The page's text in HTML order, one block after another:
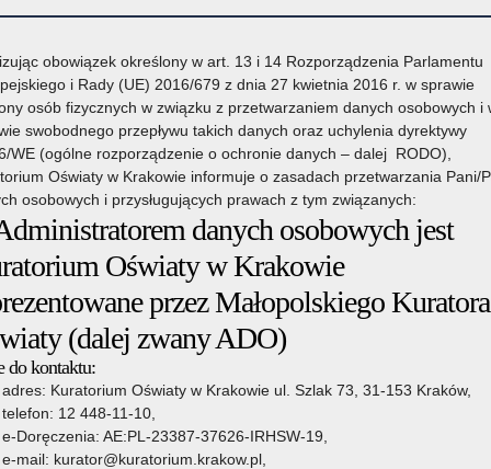
Organy prowadzące Wsparcie Edukacji
» Konkursy przedmiotowe w roku szkolnym 2025/2026
4 czerwca 2025
2025/2026
obowiązek określony w art. 13 i 14 Rozporządzenia Parlamentu
i Rady (UE) 2016/679 z dnia 27 kwietnia 2016 r. w sprawie
osób fizycznych w związku z przetwarzaniem danych osobowych i
swobodnego przepływu takich danych oraz uchylenia dyrektywy
WE (ogólne rozporządzenie o ochronie danych – dalej RODO),
Oświaty w Krakowie informuje o zasadach przetwarzania Pani/
osobowych i przysługujących prawach z tym związanych:
danych osobowych jest
Oświaty w Krakowie
przez Małopolskiego Kuratora
(dalej zwany ADO)
do kontaktu:
adres: Kuratorium Oświaty w Krakowie ul. Szlak 73, 31-153 Kraków,
telefon: 12 448-11-10,
e-Doręczenia: AE:PL-23387-37626-IRHSW-19,
e-mail: kurator@kuratorium.krakow.pl,